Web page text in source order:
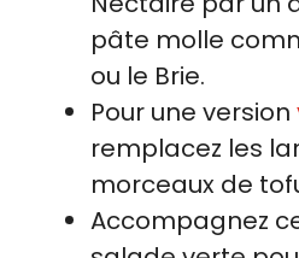
pâte molle
ou le Brie.
Pour une version
remplacez les
morceaux de
Accompagnez